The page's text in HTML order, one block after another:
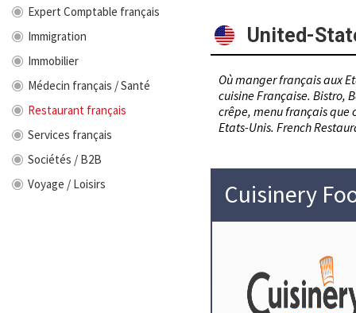
Expert Comptable français
Immigration
Immobilier
Médecin français / Santé
Restaurant français
Services français
Sociétés / B2B
Voyage / Loisirs
United-
Où manger français aux
cuisine Française. Bistro,
crêpe, menu français que
Etats-Unis. French
Cuisinery